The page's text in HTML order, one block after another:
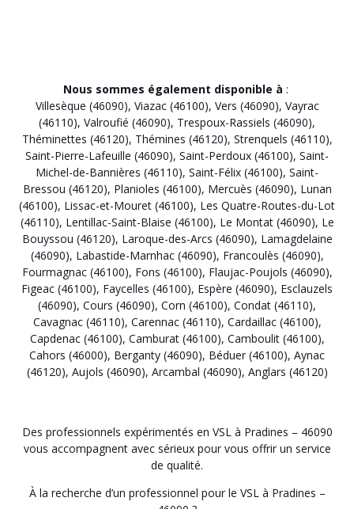
Nous sommes également disponible à :
Villesèque (46090), Viazac (46100), Vers (46090), Vayrac
(46110), Valroufié (46090), Trespoux-Rassiels (46090),
Théminettes (46120), Thémines (46120), Strenquels (46110),
Saint-Pierre-Lafeuille (46090), Saint-Perdoux (46100), Saint-
Michel-de-Bannières (46110), Saint-Félix (46100), Saint-
Bressou (46120), Planioles (46100), Mercuès (46090), Lunan
(46100), Lissac-et-Mouret (46100), Les Quatre-Routes-du-Lot
(46110), Lentillac-Saint-Blaise (46100), Le Montat (46090), Le
Bouyssou (46120), Laroque-des-Arcs (46090), Lamagdelaine
(46090), Labastide-Marnhac (46090), Francoulès (46090),
Fourmagnac (46100), Fons (46100), Flaujac-Poujols (46090),
Figeac (46100), Faycelles (46100), Espère (46090), Esclauzels
(46090), Cours (46090), Corn (46100), Condat (46110),
Cavagnac (46110), Carennac (46110), Cardaillac (46100),
Capdenac (46100), Camburat (46100), Camboulit (46100),
Cahors (46000), Berganty (46090), Béduer (46100), Aynac
(46120), Aujols (46090), Arcambal (46090), Anglars (46120)
Des professionnels expérimentés en VSL à Pradines – 46090
vous accompagnent avec sérieux pour vous offrir un service
de qualité.
À la recherche d’un professionnel pour le VSL à Pradines –